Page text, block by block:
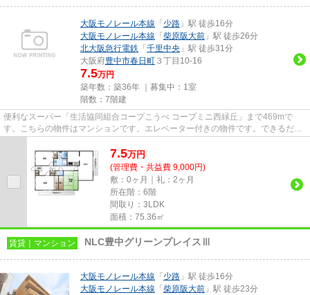
大阪モノレール本線 「 少路 」駅 徒歩16分
大阪モノレール本線 「 柴原阪大前 」駅 徒歩26分
北大阪急行電鉄 「 千里中央 」駅 徒歩31分
大阪府豊中市春日町 ３丁目10-16
7.5万円
築年数：築36年 ｜募集中： 1室
階数：7階建
便利なスーパー「生活協同組合コープこうべ コープミニ西緑丘」まで469mで
す。こちらの物件はマンションです。エレベーター付きの物件です。できるだけ
7.5万円
(管理費・共益費 9,000円)
敷：0ヶ月｜礼：2ヶ月
所在階：6階
間取り：3LDK
面積：75.36㎡
賃貸｜マンション NLC豊中グリーンプレイスⅢ
大阪モノレール本線 「 少路 」駅 徒歩16分
大阪モノレール本線 「 柴原阪大前 」駅 徒歩23分